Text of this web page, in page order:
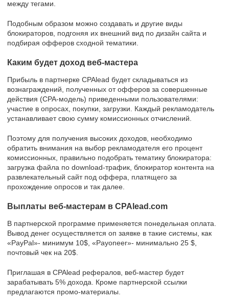
между тегами.
Подобным образом можно создавать и другие виды
блокираторов, подгоняя их внешний вид по дизайн сайта и
подбирая офферов сходной тематики.
Каким будет доход веб-мастера
Прибыль в партнерке CPAlead будет складываться из
вознаграждений, полученных от офферов за совершенные
действия (CPA-модель) приведенными пользователями:
участие в опросах, покупки, загрузки. Каждый рекламодатель
устанавливает свою сумму комиссионных отчислений.
Поэтому для получения высоких доходов, необходимо
обратить внимания на выбор рекламодателя его процент
комиссионных, правильно подобрать тематику блокиратора:
загрузка файла по download-трафик, блокиратор контента на
развлекательный сайт под оффера, платящего за
прохождение опросов и так далее.
Выплаты веб-мастерам в CPAlead.com
В партнерской программе применяется понедельная оплата.
Вывод денег осуществляется оп заявке в такие системы, как
«PayPal»- минимум 10$, «Payoneer»- минимально 25 $,
почтовый чек на 20$.
Приглашая в CPAlead рефералов, веб-мастер будет
зарабатывать 5% дохода. Кроме партнерской ссылки
предлагаются промо-материалы.